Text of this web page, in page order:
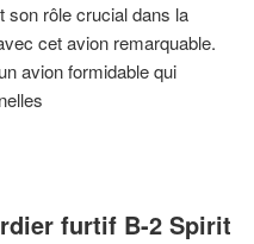
son rôle crucial dans la
cet avion remarquable.
avion formidable qui
furtif B-2 Spirit